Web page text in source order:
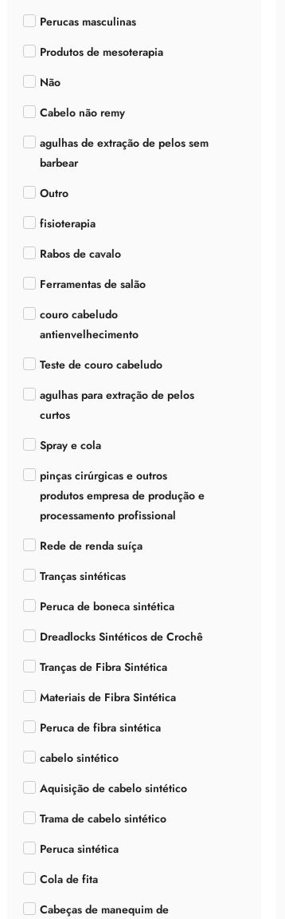
Perucas masculinas
Produtos de mesoterapia
Não
Cabelo não remy
agulhas de extração de pelos sem
barbear
Outro
fisioterapia
Rabos de cavalo
Ferramentas de salão
couro cabeludo
antienvelhecimento
Teste de couro cabeludo
agulhas para extração de pelos
curtos
Spray e cola
pinças cirúrgicas e outros
produtos empresa de produção e
processamento profissional
Rede de renda suíça
Tranças sintéticas
Peruca de boneca sintética
Dreadlocks Sintéticos de Crochê
Tranças de Fibra Sintética
Materiais de Fibra Sintética
Peruca de fibra sintética
cabelo sintético
Aquisição de cabelo sintético
Trama de cabelo sintético
Peruca sintética
Cola de fita
Cabeças de manequim de